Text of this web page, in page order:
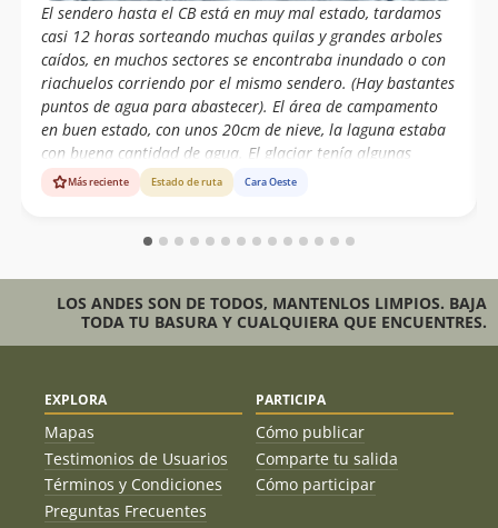
El sendero hasta el CB está en muy mal estado, tardamos
casi 12 horas sorteando muchas quilas y grandes arboles
caídos, en muchos sectores se encontraba inundado o con
riachuelos corriendo por el mismo sendero. (Hay bastantes
puntos de agua para abastecer). El área de campamento
en buen estado, con unos 20cm de nieve, la laguna estaba
con buena cantidad de agua. El glaciar tenía algunas
grietas bastante grandes pero a la vista, los puentes de
nieve bastantes firmes; buena nieve en general con algunos
de placa desde unos 20 mts por debajo de la cumbre.
bajada hasta el CB desde los 2130 msnm.
Más reciente Estado de ruta Cara Oeste
LOS ANDES SON DE TODOS, MANTENLOS LIMPIOS. BAJA
TODA TU BASURA Y CUALQUIERA QUE ENCUENTRES.
EXPLORA
Mapas
Testimonios de Usuarios
Términos y Condiciones
Preguntas Frecuentes
PARTICIPA
Cómo publicar
Comparte tu salida
Cómo participar